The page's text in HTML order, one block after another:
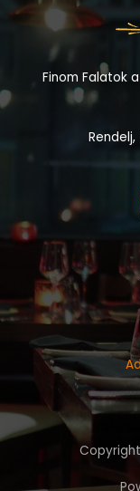
Finom Falatok